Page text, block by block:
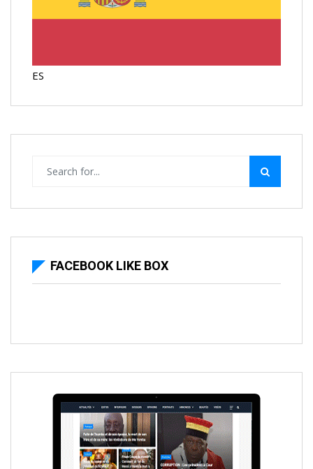
ES
FACEBOOK LIKE BOX